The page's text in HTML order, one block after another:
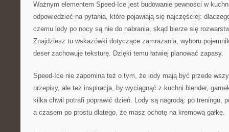
Ważnym elementem Speed-Ice jest budowanie pewności w
odpowiedzieć na pytania, które pojawiają się najczęściej:
czemu lody po nocy są nie do nabrania, skąd bierze się
Znajdziesz tu wskazówki dotyczące zamrażania, wyboru
deser zachowuje teksturę. Dzięki temu łatwiej planować zapasy.
Speed-Ice nie zapomina też o tym, że lody mają być przede
przepisy, ale też inspiracja, by wyciągnąć z kuchni blender,
kilka chwil potrafi poprawić dzień. Lody są nagrodą: po treningu,
a czasem po prostu dlatego, że masz ochotę na kremową gałkę.